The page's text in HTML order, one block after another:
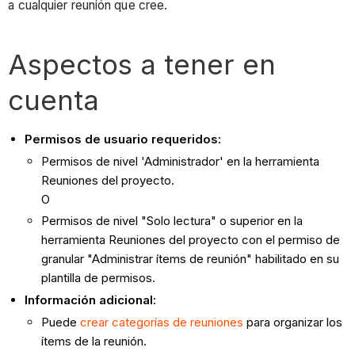
a cualquier reunión que cree.
Aspectos a tener en
cuenta
Permisos de usuario requeridos:
Permisos de nivel 'Administrador' en la herramienta
Reuniones del proyecto.
O
Permisos de nivel "Solo lectura" o superior en la
herramienta Reuniones del proyecto con el permiso de
granular "Administrar ítems de reunión" habilitado en su
plantilla de permisos.
Información adicional:
Puedecrear categorías de reuniones para organizar los
ítems de la reunión.